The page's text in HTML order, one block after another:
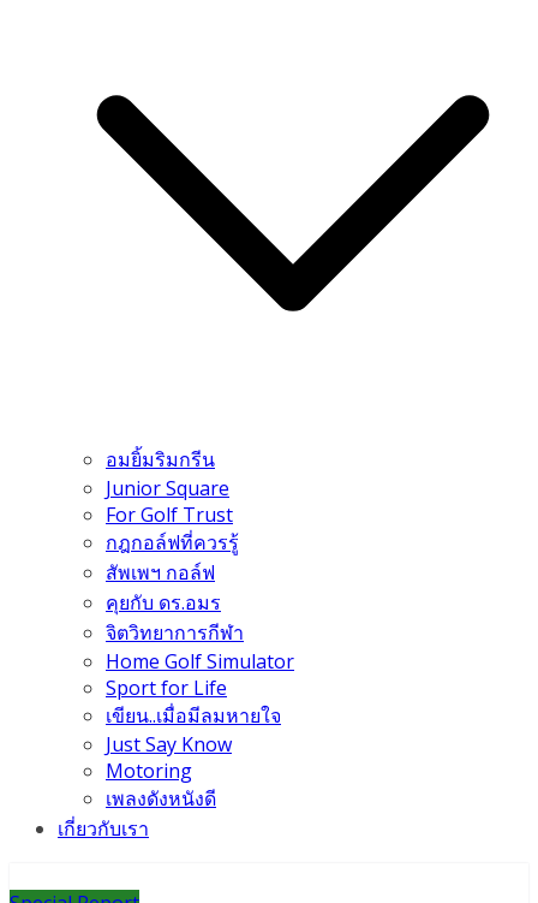
อมยิ้มริมกรีน
Junior Square
For Golf Trust
กฎกอล์ฟที่ควรรู้
สัพเพฯ กอล์ฟ
คุยกับ ดร.อมร
จิตวิทยาการกีฬา
Home Golf Simulator
Sport for Life
เขียน..เมื่อมีลมหายใจ
Just Say Know
Motoring
เพลงดังหนังดี
เกี่ยวกับเรา